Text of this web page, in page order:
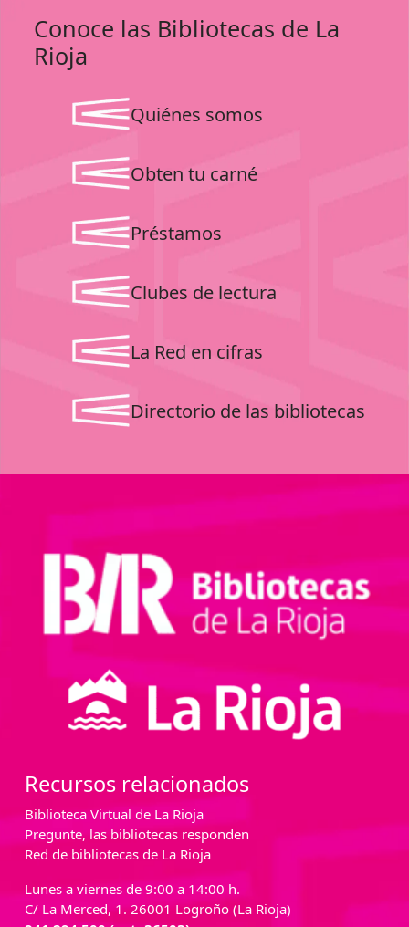
Conoce las Bibliotecas de La
Rioja
Quiénes somos
Obten tu carné
Préstamos
Clubes de lectura
La Red en cifras
Directorio de las bibliotecas
Recursos relacionados
Biblioteca Virtual de La Rioja
Pregunte, las bibliotecas responden
Red de bibliotecas de La Rioja
Lunes a viernes de 9:00 a 14:00 h.
C/ La Merced, 1. 26001 Logroño (La Rioja)